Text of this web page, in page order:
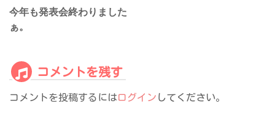
シ
ョ
ン
今年も発表会終わりました
ぁ。
コメントを残す
コメントを投稿するにはログイン してください。